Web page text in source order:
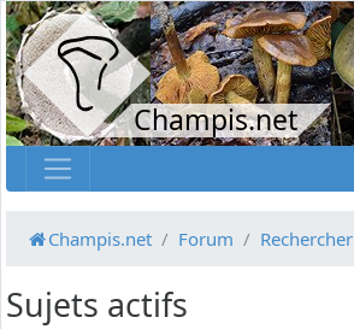
Champis.net
Champis.net Forum Rechercher
Sujets actifs